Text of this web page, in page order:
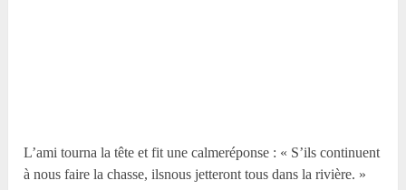
L’ami tourna la tête et fit une calmeréponse : « S’ils continuent
à nous faire la chasse, ilsnous jetteront tous dans la rivière. »